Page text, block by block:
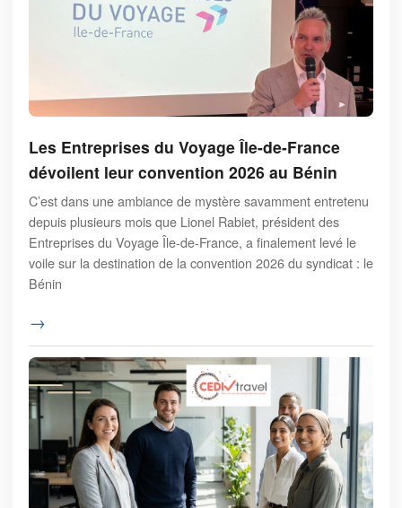
Les Entreprises du Voyage Île-de-France
dévoilent leur convention 2026 au Bénin
C’est dans une ambiance de mystère savamment entretenu
depuis plusieurs mois que Lionel Rabiet, président des
Entreprises du Voyage Île-de-France, a finalement levé le
voile sur la destination de la convention 2026 du syndicat : le
Bénin
→